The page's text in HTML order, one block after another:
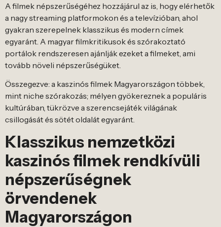
A filmek népszerűségéhez hozzájárul az is, hogy elérhetők
a nagy streaming platformokon és a televízióban, ahol
gyakran szerepelnek klasszikus és modern címek
egyaránt. A magyar filmkritikusok és szórakoztató
portálok rendszeresen ajánlják ezeket a filmeket, ami
tovább növeli népszerűségüket.
Összegezve: a kaszinós filmek Magyarországon többek,
mint niche szórakozás; mélyen gyökereznek a populáris
kultúrában, tükrözve a szerencsejáték világának
csillogását és sötét oldalát egyaránt.
Klasszikus nemzetközi
kaszinós filmek rendkívüli
népszerűségnek
örvendenek
Magyarországon